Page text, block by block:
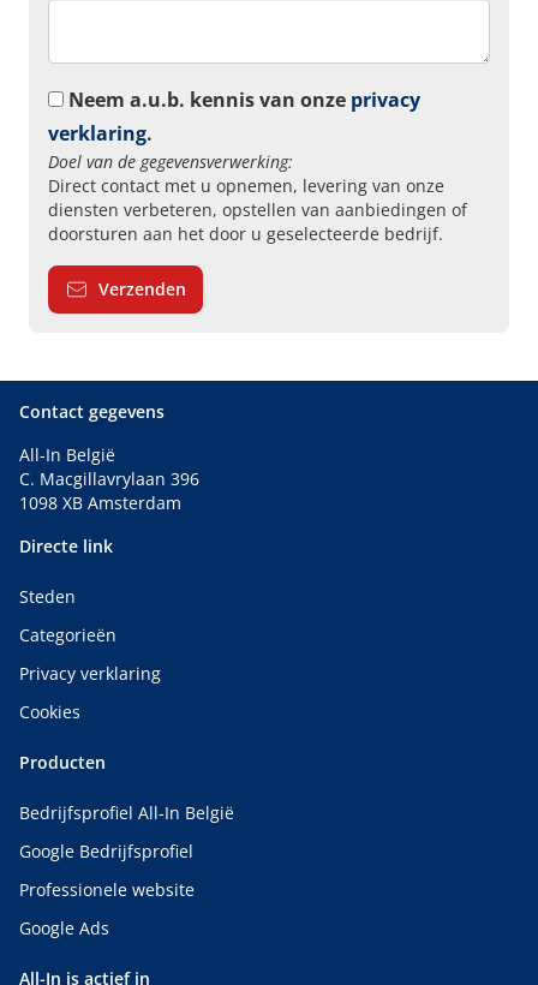
Neem a.u.b. kennis van onze privacy
verklaring.
Doel van de gegevensverwerking:
Direct contact met u opnemen, levering van onze
diensten verbeteren, opstellen van aanbiedingen of
doorsturen aan het door u geselecteerde bedrijf.
Verzenden
Contact gegevens
All-In België
C. Macgillavrylaan 396
1098 XB Amsterdam
Directe link
Steden
Categorieën
Privacy verklaring
Cookies
Producten
Bedrijfsprofiel All-In België
Google Bedrijfsprofiel
Professionele website
Google Ads
All-In is actief in